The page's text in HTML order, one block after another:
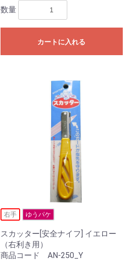
数量
カートに入れる
右手 ゆうパケ
スカッター[安全ナイフ] イエロー
（右利き用）
商品コード AN-250_Y